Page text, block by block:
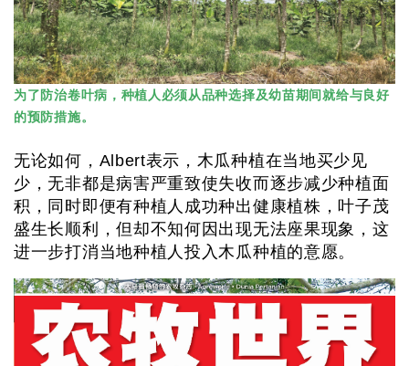
为了防治卷叶病，种植人必须从品种选择及幼苗期间就给与良好
的预防措施。
无论如何，Albert表示，木瓜种植在当地买少见
少，无非都是病害严重致使失收而逐步减少种植面
积，同时即便有种植人成功种出健康植株，叶子茂
盛生长顺利，但却不知何因出现无法座果现象，这
进一步打消当地种植人投入木瓜种植的意愿。